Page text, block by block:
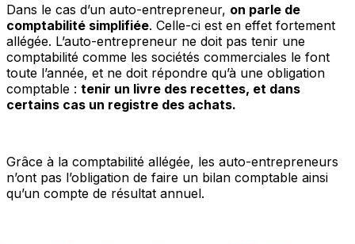
Dans le cas d’un auto-entrepreneur, on parle de
comptabilité simplifiée. Celle-ci est en effet fortement
allégée. L’auto-entrepreneur ne doit pas tenir une
comptabilité comme les sociétés commerciales le font
toute l’année, et ne doit répondre qu’à une obligation
comptable : tenir un livre des recettes, et dans
certains cas un registre des achats.
Grâce à la comptabilité allégée, les auto-entrepreneurs
n’ont pas l’obligation de faire un bilan comptable ainsi
qu’un compte de résultat annuel.